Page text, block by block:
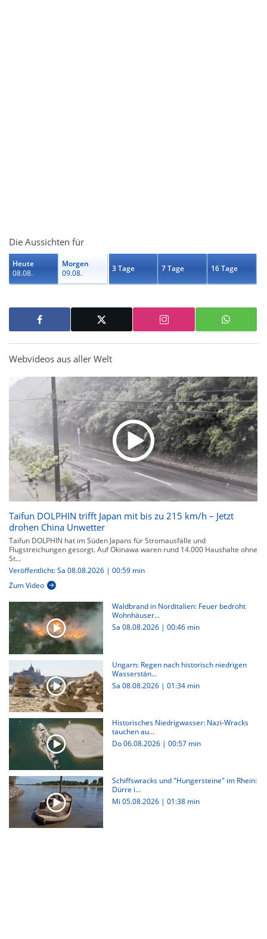
Die Aussichten für
Heute
08.08.
Morgen
09.08.
3 Tage 7 Tage 16 Tage
Webvideos aus aller Welt
Taifun DOLPHIN trifft Japan mit bis zu 215 km/h – Jetzt
drohen China Unwetter
Taifun DOLPHIN hat im Süden Japans für Stromausfälle und
Flugstreichungen gesorgt. Auf Okinawa waren rund 14.000 Haushalte ohne
St...
Veröffentlicht: Sa 08.08.2026 | 00:59 min
Zum Video
Waldbrand in Norditalien: Feuer bedroht
Wohnhäuser...
Sa 08.08.2026 | 00:46 min
Ungarn: Regen nach historisch niedrigen
Wasserstän...
Sa 08.08.2026 | 01:34 min
Historisches Niedrigwasser: Nazi-Wracks
tauchen au...
Do 06.08.2026 | 00:57 min
Schiffswracks und "Hungersteine" im Rhein:
Dürre i...
Mi 05.08.2026 | 01:38 min